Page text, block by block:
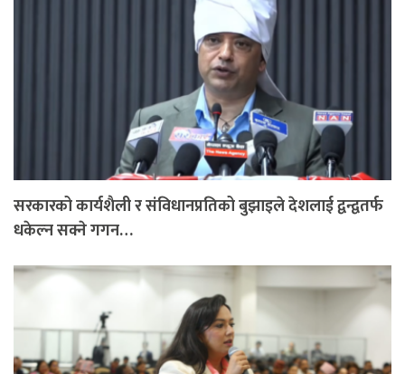
सरकारको कार्यशैली र संविधानप्रतिको बुझाइले देशलाई द्वन्द्वतर्फ
धकेल्न सक्ने गगन…